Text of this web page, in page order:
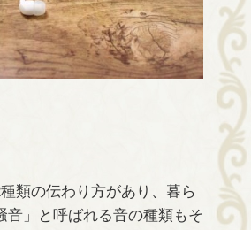
類の伝わり方があり、暮ら
音」と呼ばれる音の種類もそ